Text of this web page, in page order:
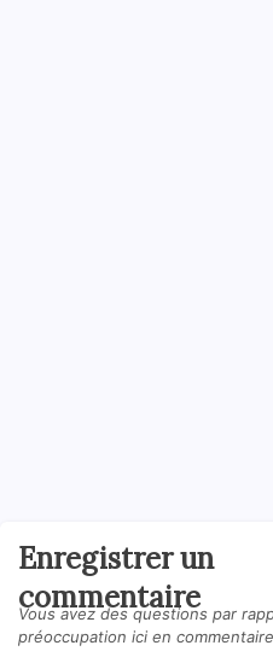
Enregistrer un
commentaire
Vous avez des questions par
préoccupation ici en